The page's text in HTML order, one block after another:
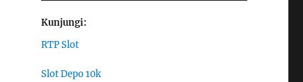
Kunjungi:
RTP Slot
Slot Depo 10k